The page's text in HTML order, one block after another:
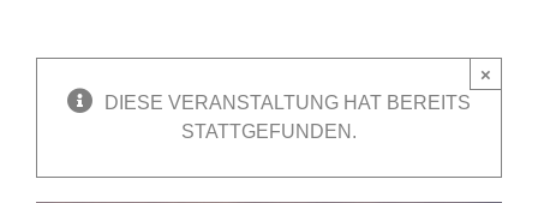
DIESE VERANSTALTUNG HAT BEREITS
STATTGEFUNDEN.
×